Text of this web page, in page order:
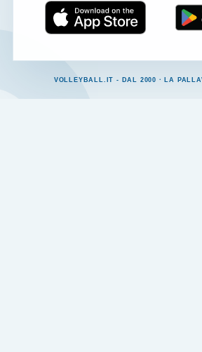
VOLLEYBALL.IT - DAL 2000 · LA